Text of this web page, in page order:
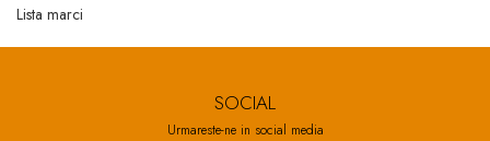
Lista marci
SOCIAL
Urmareste-ne in social media